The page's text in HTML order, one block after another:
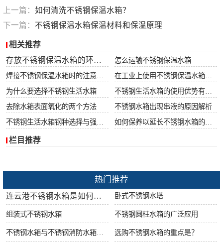
上一篇： 如何清洗不锈钢保温水箱？
下一篇： 不锈钢保温水箱保温材料和保温原理
相关推荐
存放不锈钢保温水箱的环境要求
怎么运输不锈钢保温水箱
为什么要选择不锈钢生活水箱
去除水箱表面氧化的两个方法
不锈钢水箱出现串液的原因解析
栏目推荐
热门推荐
连云港不锈钢水箱是如何做好防腐工作的? 卧式不锈钢水塔
组装式不锈钢水箱 不锈钢圆柱水箱的广泛应用
选购不锈钢水箱的重点是？